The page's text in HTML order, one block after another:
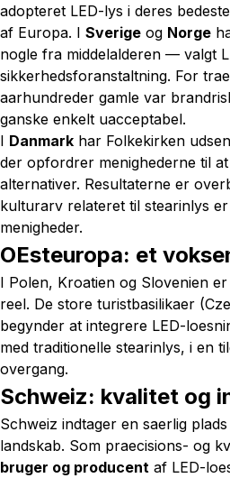
adopteret LED-lys i deres
af Europa. I Sverige og Norge
nogle fra middelalderen — valgt
sikkerhedsforanstaltning. For
aarhundreder gamle var
ganske enkelt uacceptabel.
I Danmark har Folkekirken
der opfordrer menighederne til
alternativer. Resultaterne er
kulturarv relateret til stearinlys
menigheder.
OEsteuropa: et
I Polen, Kroatien og Slovenien
reel. De store turistbasilikaer
begynder at integrere LED-
med traditionelle stearinlys, i en
overgang.
Schweiz: kvalitet og
Schweiz indtager en saerlig
landskab. Som praecisions- og
bruger og producent af LED-